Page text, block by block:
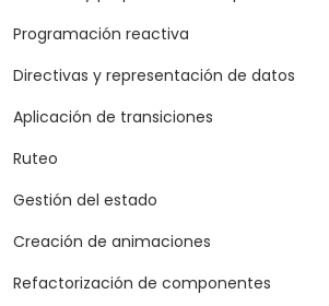
Programación reactiva
Directivas y representación de datos
Aplicación de transiciones
Ruteo
Gestión del estado
Creación de animaciones
Refactorización de componentes